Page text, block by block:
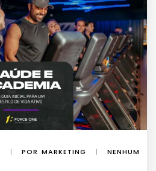
| POR MARKETING |
NENHUM